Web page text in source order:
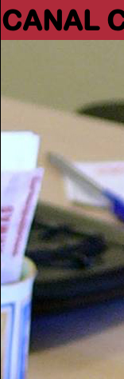
CANAL